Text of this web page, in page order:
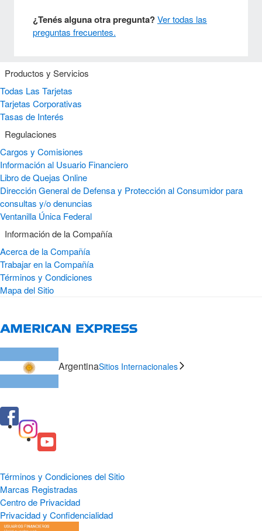
¿Tenés alguna otra pregunta?Ver todas las
preguntas frecuentes.
Productos y Servicios
Todas Las Tarjetas
Tarjetas Corporativas
Tasas de Interés
Regulaciones
Cargos y Comisiones
Información al Usuario Financiero
Libro de Quejas Online
Dirección General de Defensa y Protección al Consumidor para
consultas y/o denuncias
Ventanilla Única Federal
Información de la Compañía
Acerca de la Compañía
Trabajar en la Compañía
Términos y Condiciones
Mapa del Sitio
ArgentinaSitios Internacionales
Términos y Condiciones del Sitio
Marcas Registradas
Centro de Privacidad
Privacidad y Confidencialidad